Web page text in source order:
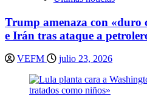
Trump amenaza con «duro
e Irán tras ataque a
VEFM julio 23, 2026